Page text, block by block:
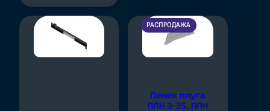
РАСПРОДАЖАПРОДАВАЕМЫЙ
ТОВАР
Лемех плуга
ПЛН 3-35, ПЛН